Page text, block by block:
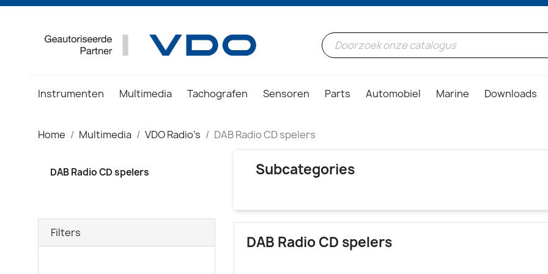
Instrumenten Multimedia Tachografen Sensoren Parts Automobiel Marine Downloads
Home Multimedia VDO Radio's DAB Radio CD spelers
DAB Radio CD spelers
Filters
Subcategories
DAB Radio CD spelers